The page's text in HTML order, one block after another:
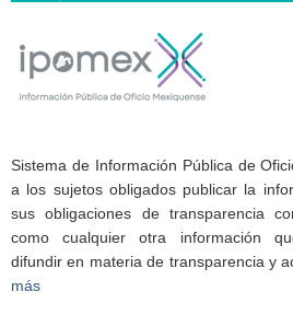
Sistema de Información Pública de
a los sujetos obligados publicar la
sus obligaciones de transparencia
como cualquier otra información
difundir en materia de transparencia y
más